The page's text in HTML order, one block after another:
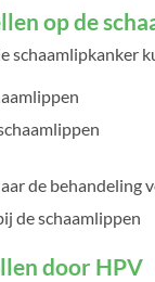
op de
schaamlipkanker
de behandeling
de schaamlippen
door HPV